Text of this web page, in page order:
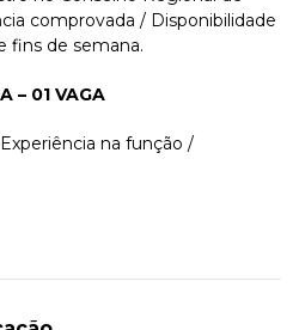
comprovada / Disponibilidade
fins de semana.
– 01 VAGA
na função /